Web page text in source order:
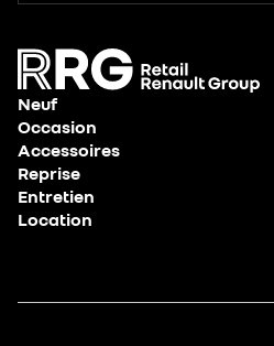
Neuf
Occasion
Accessoires
Reprise
Entretien
Location